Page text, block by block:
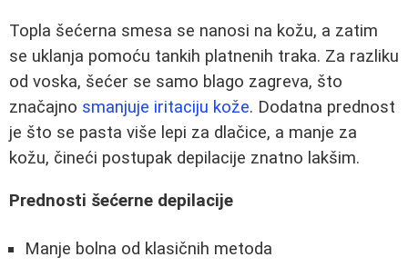
Topla šećerna smesa se nanosi na kožu, a zatim
se uklanja pomoću tankih platnenih traka. Za razliku
od voska, šećer se samo blago zagreva, što
značajno smanjuje iritaciju kože. Dodatna prednost
je što se pasta više lepi za dlačice, a manje za
kožu, čineći postupak depilacije znatno lakšim.
Prednosti šećerne depilacije
Manje bolna od klasičnih metoda